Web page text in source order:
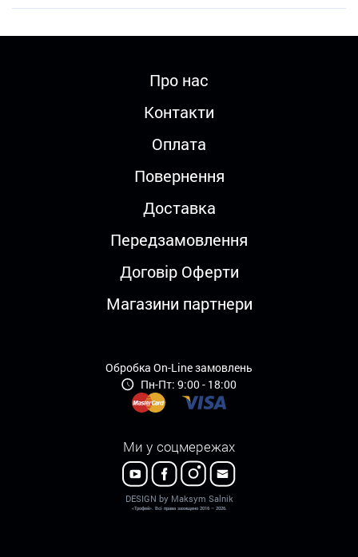
Про нас
Контакти
Оплата
Повернення
Доставка
Передзамовлення
Договір Оферти
Магазини партнери
Обробка On-Line замовлень
Пн-Пт: 9:00 - 18:00
Ми у соцмережах
DESIGN by Maksym Salnik
«Трофей». Всі права захищено 2016 – 2026.